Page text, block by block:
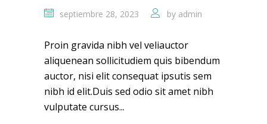
septiembre 28, 2023 by admin
Proin gravida nibh vel veliauctor
aliquenean sollicitudiem quis bibendum
auctor, nisi elit consequat ipsutis sem
nibh id elit.Duis sed odio sit amet nibh
vulputate cursus...